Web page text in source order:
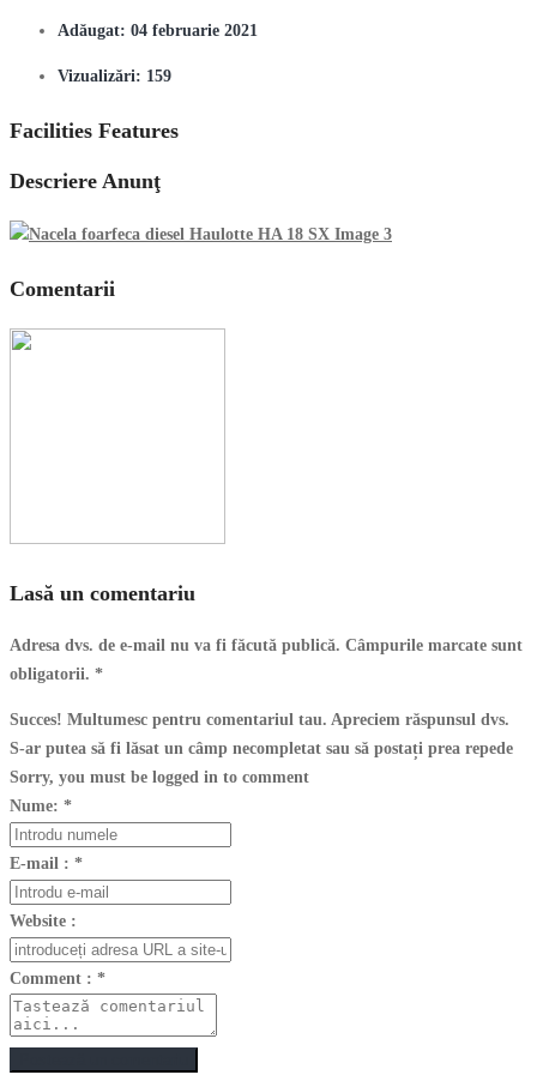
Adăugat: 04 februarie 2021
Vizualizări: 159
Facilities Features
Descriere Anunţ
Comentarii
Lasă un comentariu
Adresa dvs. de e-mail nu va fi făcută publică. Câmpurile marcate sunt
obligatorii. *
Succes! Multumesc pentru comentariul tau. Apreciem răspunsul dvs.
S-ar putea să fi lăsat un câmp necompletat sau să postați prea repede
Sorry, you must be logged in to comment
Nume: *
E-mail : *
Website :
Comment : *